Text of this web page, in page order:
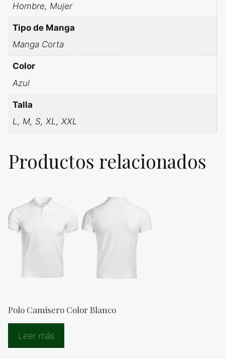
Hombre, Mujer
Tipo de Manga
Manga Corta
Color
Azul
Talla
L, M, S, XL, XXL
Productos relacionados
Polo Camisero Color Blanco
Leer más